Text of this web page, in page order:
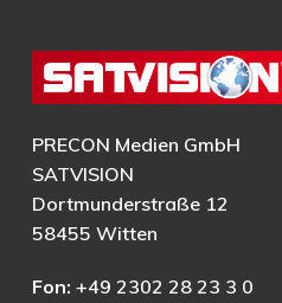
PRECON Medien GmbH
SATVISION
Dortmunderstraße 12
58455 Witten
Fon: +49 2302 28 23 3 0